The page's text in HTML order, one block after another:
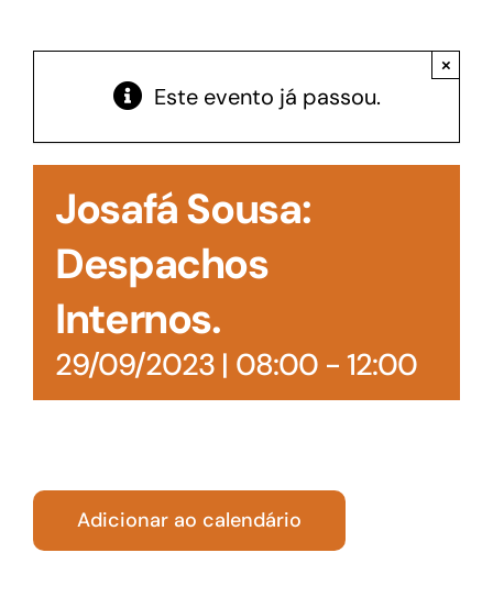
Acesso à Informação
Este evento já passou.
×
Josafá Sousa:
Despachos
Internos.
29/09/2023 | 08:00- 12:00
Adicionar ao calendário